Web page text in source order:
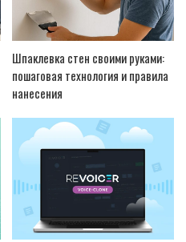
Шпаклевка стен своими руками:
пошаговая технология и правила
нанесения